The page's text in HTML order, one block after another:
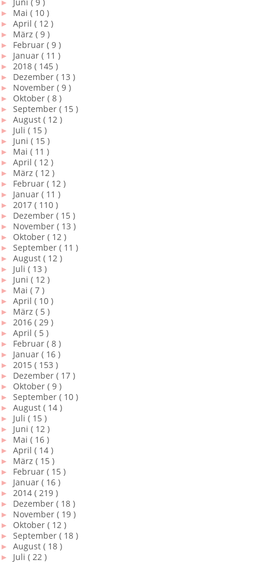
► Mai ( 10 )
► April ( 12 )
► März ( 9 )
► Februar ( 9 )
► Januar ( 11 )
► 2018 ( 145 )
► Dezember ( 13 )
► November ( 9 )
► Oktober ( 8 )
► September ( 15 )
► August ( 12 )
► Juli ( 15 )
► Juni ( 15 )
► Mai ( 11 )
► April ( 12 )
► März ( 12 )
► Februar ( 12 )
► Januar ( 11 )
► 2017 ( 110 )
► Dezember ( 15 )
► November ( 13 )
► Oktober ( 12 )
► September ( 11 )
► August ( 12 )
► Juli ( 13 )
► Juni ( 12 )
► Mai ( 7 )
► April ( 10 )
► März ( 5 )
► 2016 ( 29 )
► April ( 5 )
► Februar ( 8 )
► Januar ( 16 )
► 2015 ( 153 )
► Dezember ( 17 )
► Oktober ( 9 )
► September ( 10 )
► August ( 14 )
► Juli ( 15 )
► Juni ( 12 )
► Mai ( 16 )
► April ( 14 )
► März ( 15 )
► Februar ( 15 )
► Januar ( 16 )
► 2014 ( 219 )
► Dezember ( 18 )
► November ( 19 )
► Oktober ( 12 )
► September ( 18 )
► August ( 18 )
► Juli ( 22 )